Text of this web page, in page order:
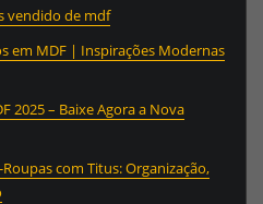
vendido de mdf
em MDF | Inspirações Modernas
2025 – Baixe Agora a Nova
com Titus: Organização,